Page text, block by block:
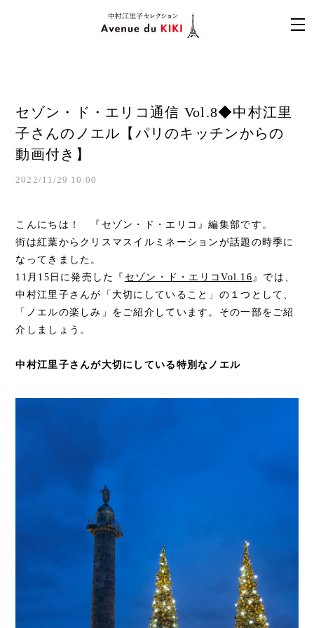
セゾン・ド・エリコ通信 Vol.8◆中村江里
子さんのノエル【パリのキッチンからの
動画付き】
2022/11/29 10:00
こんにちは！ 『セゾン・ド・エリコ』編集部です。
街は紅葉からクリスマスイルミネーションが話題の時季に
なってきました。
11月15日に発売した『 セゾン・ド・エリコVol.16』では、
中村江里子さんが「大切にしていること」の１つとして、
「ノエルの楽しみ」をご紹介しています。その一部をご紹
介しましょう。
中村江里子さんが大切にしている特別なノエル